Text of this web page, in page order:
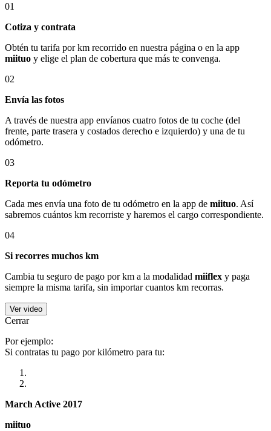
01
Cotiza y contrata
Obtén tu tarifa por km recorrido en nuestra página o en la app
miituo y elige el plan de cobertura que más te convenga.
02
Envía las fotos
A través de nuestra app envíanos cuatro fotos de tu coche (del
frente, parte trasera y costados derecho e izquierdo) y una de tu
odómetro.
03
Reporta tu odómetro
Cada mes envía una foto de tu odómetro en la app de miituo. Así
sabremos cuántos km recorriste y haremos el cargo correspondiente.
04
Si recorres muchos km
Cambia tu seguro de pago por km a la modalidad miiflex y paga
siempre la misma tarifa, sin importar cuantos km recorras.
Ver video
Cerrar
Por ejemplo:
Si contratas tu pago por kilómetro para tu:
March Active 2017
miituo